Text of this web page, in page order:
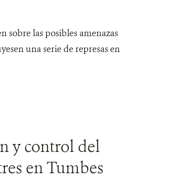
sobre las posibles amenazas
una serie de represas en
y control del
en Tumbes